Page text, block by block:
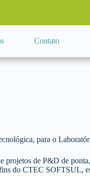
Contato
para o
de P&D de
do CTEC SOFTSUL,